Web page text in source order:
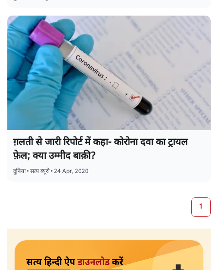
ग़लती से जारी रिपोर्ट में कहा- कोरोना दवा का ट्रायल
फ़ेल; क्या उम्मीद बाक़ी?
दुनिया•सत्य ब्यूरो•24 Apr, 2020
1
सत्य हिन्दी ऐपडाउनलोडकरें